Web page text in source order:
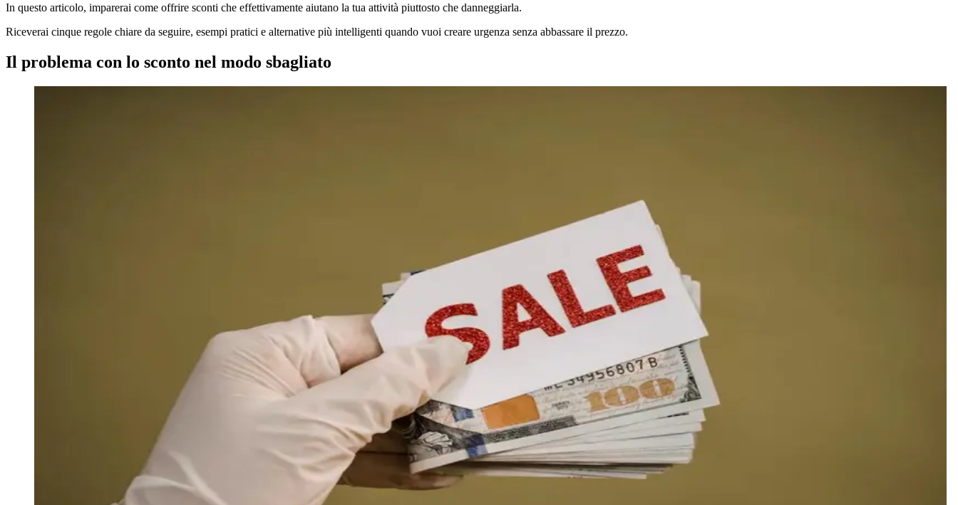
In questo articolo, imparerai come offrire sconti che effettivamente aiutano la tua attività piuttosto che danneggiarla.
Riceverai cinque regole chiare da seguire, esempi pratici e alternative più intelligenti quando vuoi creare urgenza senza abbassare il prezzo.
Il problema con lo sconto nel modo sbagliato